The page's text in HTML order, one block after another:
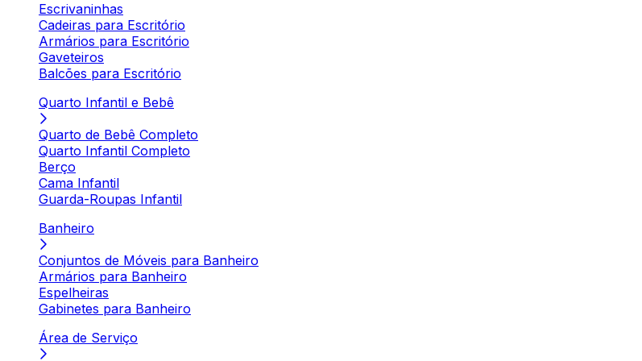
Escrivaninhas
Cadeiras para Escritório
Armários para Escritório
Gaveteiros
Balcões para Escritório
Quarto Infantil e Bebê
Quarto de Bebê Completo
Quarto Infantil Completo
Berço
Cama Infantil
Guarda-Roupas Infantil
Banheiro
Conjuntos de Móveis para Banheiro
Armários para Banheiro
Espelheiras
Gabinetes para Banheiro
Área de Serviço